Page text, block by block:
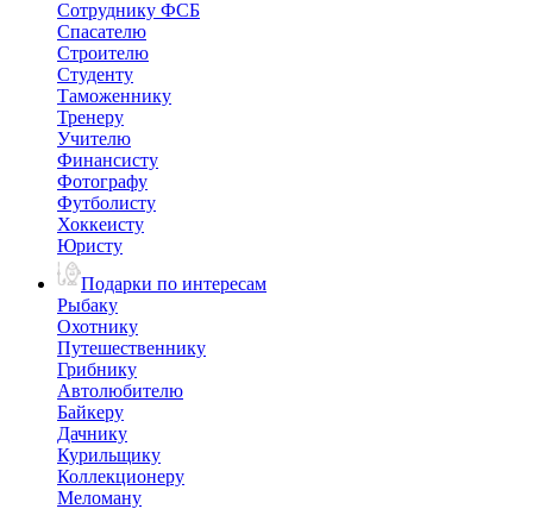
Сотруднику ФСБ
Спасателю
Строителю
Студенту
Таможеннику
Тренеру
Учителю
Финансисту
Фотографу
Футболисту
Хоккеисту
Юристу
Подарки по интересам
Рыбаку
Охотнику
Путешественнику
Грибнику
Автолюбителю
Байкеру
Дачнику
Курильщику
Коллекционеру
Меломану